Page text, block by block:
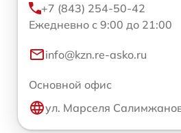
+7 (843) 254-50-42
Ежедневно с 9:00 до 21:00
info@kzn.re-asko.ru
Основной офис
ул. Марселя